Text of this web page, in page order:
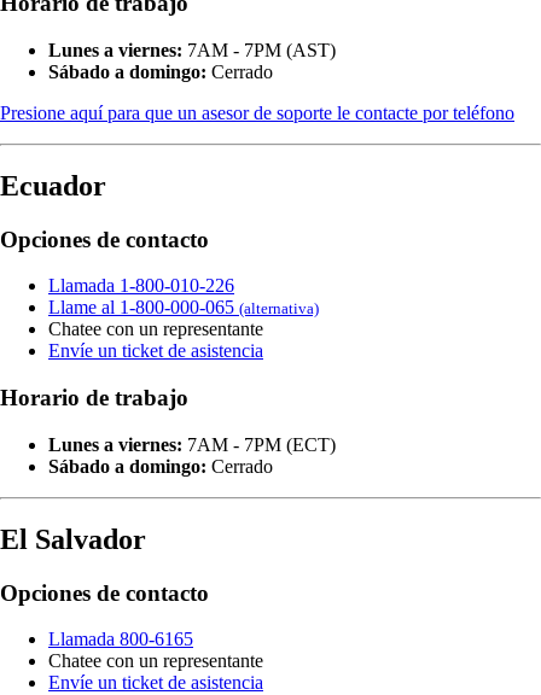
Lunes a viernes: 7AM - 7PM (AST)
Sábado a domingo: Cerrado
Presione aquí para que un asesor de soporte le contacte por teléfono
Ecuador
Opciones de contacto
Llamada 1-800-010-226
Llame al 1-800-000-065 (alternativa)
Chatee con un representante
Envíe un ticket de asistencia
Horario de trabajo
Lunes a viernes: 7AM - 7PM (ECT)
Sábado a domingo: Cerrado
El Salvador
Opciones de contacto
Llamada 800-6165
Chatee con un representante
Envíe un ticket de asistencia